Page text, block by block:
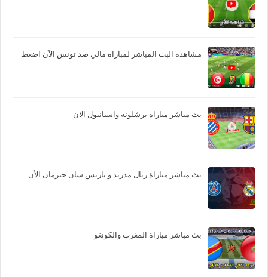
مشاهدة البث المباشر لمباراة مالي ضد تونس الآن اضغط
بث مباشر مباراة برشلونة واسبانيول الان
بث مباشر مباراة ريال مدريد و باريس سان جيرمان الأن
بث مباشر مباراة المغرب والكونغو